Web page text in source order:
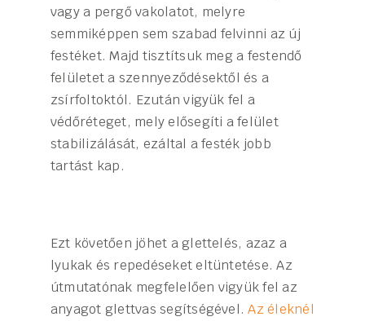
vagy a pergő vakolatot, melyre
semmiképpen sem szabad felvinni az új
festéket. Majd tisztítsuk meg a festendő
felületet a szennyeződésektől és a
zsírfoltoktól. Ezután vigyük fel a
védőréteget, mely elősegíti a felület
stabilizálását, ezáltal a festék jobb
tartást kap.
Ezt követően jöhet a glettelés, azaz a
lyukak és repedéseket eltüntetése. Az
útmutatónak megfelelően vigyük fel az
anyagot glettvas segítségével.Az éleknél